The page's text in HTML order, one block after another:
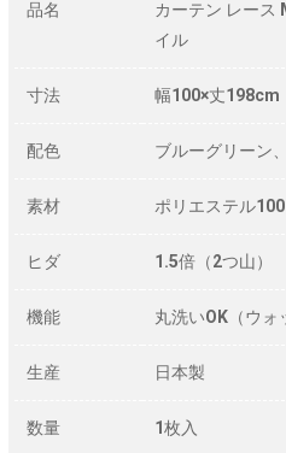
品名
カーテン レース
イル
寸法 幅100×丈198cm
配色 ブルーグリーン
素材 ポリエステル100
ヒダ 1.5倍（2つ山）
機能 丸洗いOK（ウォ
生産 日本製
数量 1枚入